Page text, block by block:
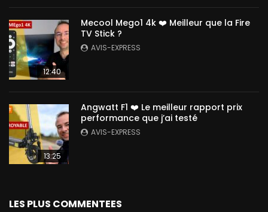
12:40
Mecool Mego1 4k ❤️ Meilleur que la Fire
TV Stick ?
AVIS-EXPRESS
13:25
Angwatt F1 ❤️ Le meilleur rapport prix
performance que j’ai testé
AVIS-EXPRESS
LES PLUS COMMENTEES